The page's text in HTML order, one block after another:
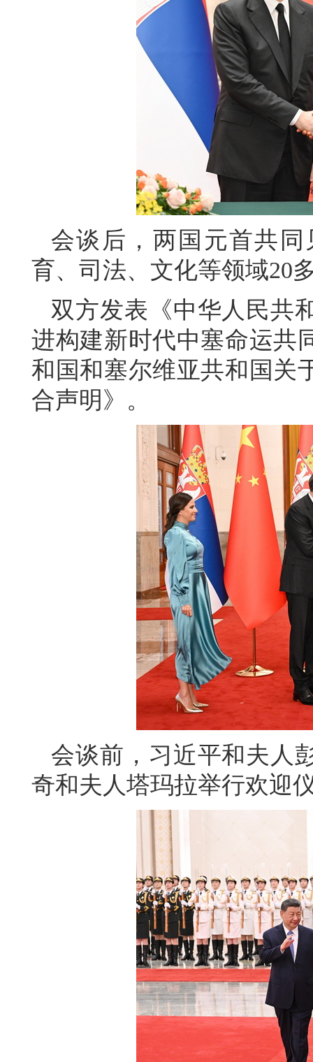
会谈后，两国元首共
育、司法、文化等领域20
双方发表《中华人民共
进构建新时代中塞命运共
和国和塞尔维亚共和国关
合声明》。
会谈前，习近平和夫人
奇和夫人塔玛拉举行欢迎